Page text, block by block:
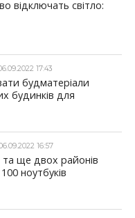
відключать світло:
17:43
будматеріали
будинків для
16:57
ще двох районів
ноутбуків